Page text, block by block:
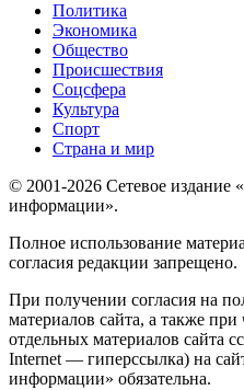
Политика
Экономика
Общество
Происшествия
Соцсфера
Культура
Спорт
Страна и мир
© 2001-2026 Сетевое издание
информации».
Полное использование
согласия редакции запрещено.
При получении согласия на
материалов сайта, а также
отдельных материалов сайта
Internet — гиперссылка) на
информации» обязательна.